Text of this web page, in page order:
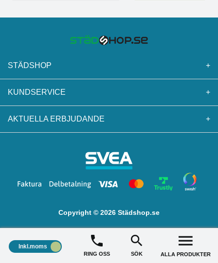
STÄDSHOP +
KUNDSERVICE +
AKTUELLA ERBJUDANDE +
Copyright © 2026 Städshop.se
Inkl.moms
RING OSS SÖK ALLA PRODUKTER